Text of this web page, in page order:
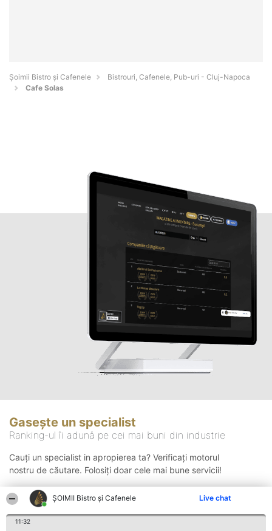
ȘOIMII Bistro și Cafenele Live chat
11:32
Șoimii Bistro și Cafenele
Bistrouri, Cafenele, Pub-uri - Cluj-Napoca
Cafe Solas
Gasește un specialist
Ranking-ul îi adună pe cei mai buni din industrie
Cauți un specialist in apropierea ta? Verificați motorul
nostru de căutare. Folosiți doar cele mai bune servicii!